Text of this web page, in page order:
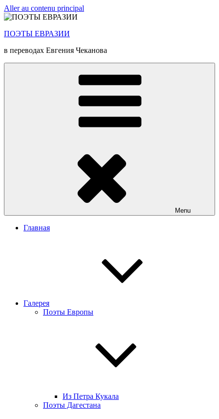
Aller au contenu principal
ПОЭТЫ ЕВРАЗИИ
в переводах Евгения Чеканова
Menu
Главная
Галерея
Поэты Европы
Из Петра Кукала
Поэты Дагестана